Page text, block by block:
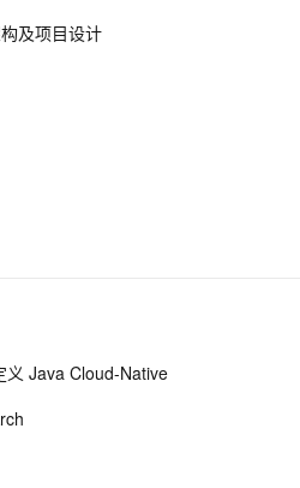
及项目设计
Java Cloud-Native